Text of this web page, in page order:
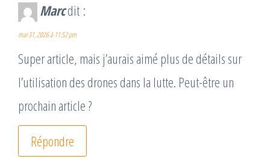
Marcdit :
mai 31, 2026 à 11:52 pm
Super article, mais j’aurais aimé plus de détails sur
l’utilisation des drones dans la lutte. Peut-être un
prochain article ?
Répondre